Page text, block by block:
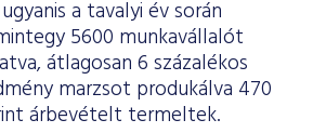
a tavalyi év során
5600 munkavállalót
átlagosan 6 százalékos
marzsot produkálva 470
árbevételt termeltek.